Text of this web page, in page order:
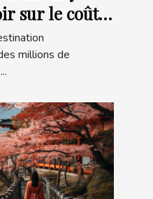
sur le coût
et des
millions de